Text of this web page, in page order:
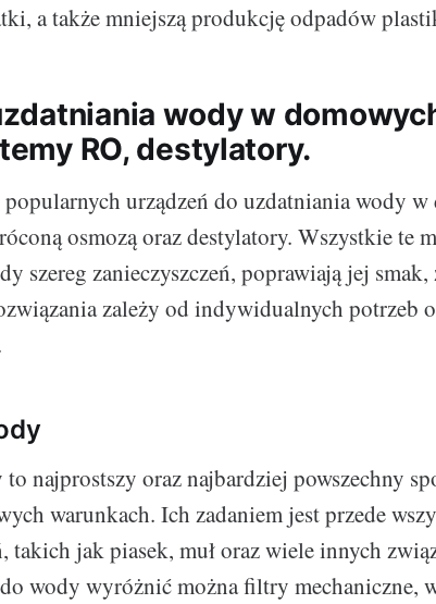
a także mniejszą produkcję odpadów
wody w
RO, destylatory.
urządzeń do uzdatniania wody
osmozą oraz destylatory. Wszystkie te
szereg zanieczyszczeń, poprawiają jej
zależy od indywidualnych potrzeb
najprostszy oraz najbardziej powszechny
warunkach. Ich zadaniem jest przede
takich jak piasek, muł oraz wiele innych
wody wyróżnić można filtry mechaniczne,